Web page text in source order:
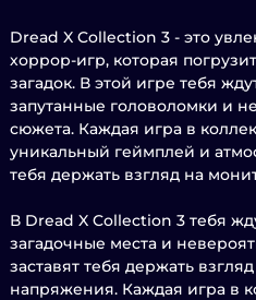
Dread X Collection 3 - это
хоррор-игр, которая
загадок. В этой игре тебя
запутанные головоломки и
сюжета. Каждая игра в
уникальный геймплей и
тебя держать взгляд на
В Dread X Collection 3 тебя
загадочные места и
заставят тебя держать
напряжения. Каждая игра в